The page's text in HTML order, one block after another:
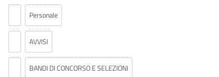
Personale
AVVISI
BANDI DI CONCORSO E SELEZIONI